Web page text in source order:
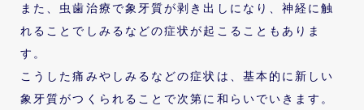
また、虫歯治療で象牙質が剥き出しになり、神経に触
れることでしみるなどの症状が起こることもありま
す。
こうした痛みやしみるなどの症状は、基本的に新しい
象牙質がつくられることで次第に和らいでいきます。